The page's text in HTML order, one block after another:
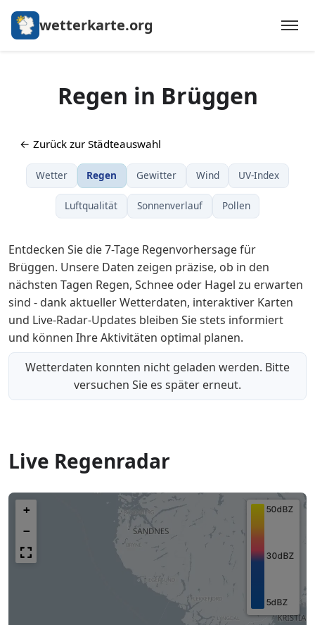
wetterkarte.org
Regen in Brüggen
← Zurück zur Städteauswahl
Wetter Regen Gewitter Wind UV-Index
Luftqualität Sonnenverlauf Pollen
Entdecken Sie die 7-Tage Regenvorhersage für
Brüggen. Unsere Daten zeigen präzise, ob in den
nächsten Tagen Regen, Schnee oder Hagel zu erwarten
sind - dank aktueller Wetterdaten, interaktiver Karten
und Live-Radar-Updates bleiben Sie stets informiert
und können Ihre Aktivitäten optimal planen.
Wetterdaten konnten nicht geladen werden. Bitte
versuchen Sie es später erneut.
Live Regenradar
+
−